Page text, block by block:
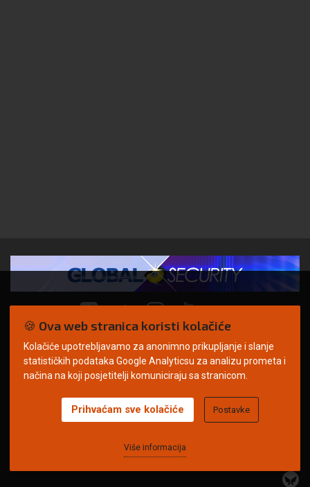
© Copyright 2026. | ARILEO
Uvjeti korištenja Politika privatnosti
Impressum
🍪 Ova web stranica koristi kolačiće
Kolačiće upotrebljavamo za anonimno prikupljanje i slanje
statističkih podataka Google Analyticsu za analizu prometa i
načina na koji posjetitelji komuniciraju sa stranicom.
Više informacija
Prihvaćam sve kolačiće Postavke